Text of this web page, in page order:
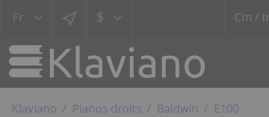
$ Cm /
Klaviano Pianos droits Baldwin E100